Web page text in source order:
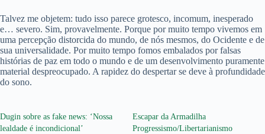
Talvez me objetem: tudo isso parece grotesco, incomum, inesperado
e… severo. Sim, provavelmente. Porque por muito tempo vivemos em
uma percepção distorcida do mundo, de nós mesmos, do Ocidente e de
sua universalidade. Por muito tempo fomos embalados por falsas
histórias de paz em todo o mundo e de um desenvolvimento puramente
material despreocupado. A rapidez do despertar se deve à profundidade
do sono.
Dugin sobre as fake news: ‘Nossa
lealdade é incondicional’
Escapar da Armadilha
Progressismo/Libertarianismo